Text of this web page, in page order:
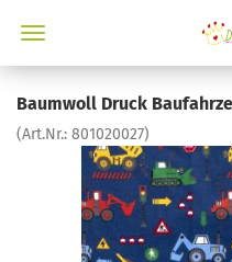
Baumwoll Druck
(Art.Nr.: 801020027)